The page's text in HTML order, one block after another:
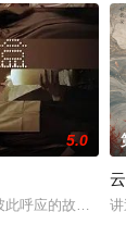
。十年前的她
炮儿顾炎带自己
5.0
呼应的故事——